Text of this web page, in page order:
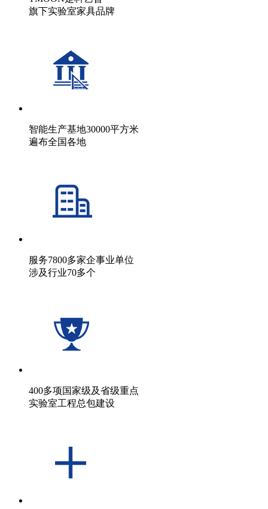
旗下实验室家具品牌
智能生产基地30000平方米
遍布全国各地
服务7800多家企事业单位
涉及行业70多个
400多项国家级及省级重点
实验室工程总包建设